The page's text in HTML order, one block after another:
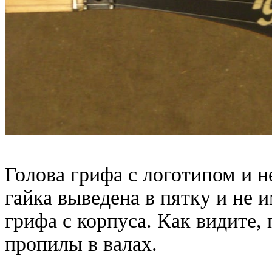
Голова грифа с логотипом и
гайка выведена в пятку и не
грифа с корпуса. Как
пропилы в валах.